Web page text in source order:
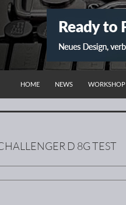
HOME
NEWS WORKSHOP
D 8G TEST